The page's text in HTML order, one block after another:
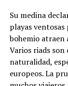
Su medina
playas
bohemio atraen
Varios riads
naturalidad,
europeos. La